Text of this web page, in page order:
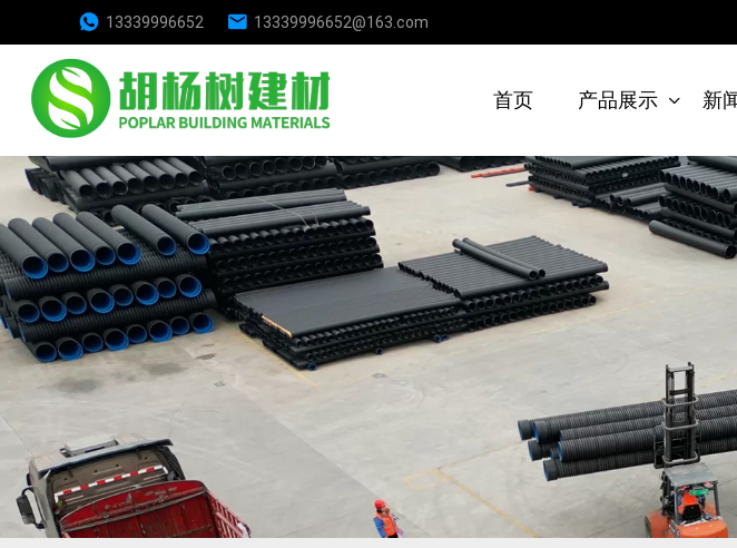
13339996652 13339996652@163.com
首页 产品展示 新